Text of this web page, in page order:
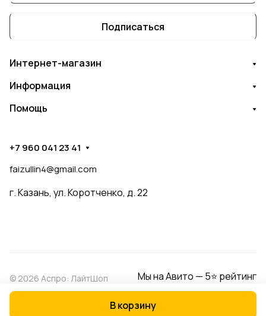
В корзину
Подписаться
Интернет-магазин
Информация
Помощь
+7 960 041 23 41
faizullin4@gmail.com
г. Казань, ул. Коротченко, д. 22
© 2026 Аспро: ЛайтШоп Мы на Авито — 5⭐ рейтинг
Оферта